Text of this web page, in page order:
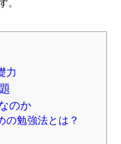
。
力
のか
の勉強法とは？